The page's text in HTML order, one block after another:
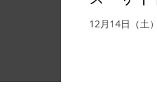
12月14日（土